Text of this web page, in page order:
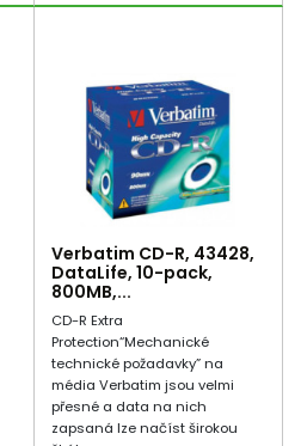
Verbatim CD-R, 43428,
DataLife, 10-pack,
800MB,...
CD-R Extra
Protection“Mechanické
technické požadavky” na
média Verbatim jsou velmi
přesné a data na nich
zapsaná lze načíst širokou